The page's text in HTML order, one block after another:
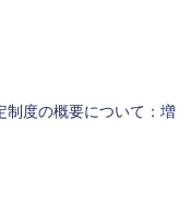
制度の概要について：増